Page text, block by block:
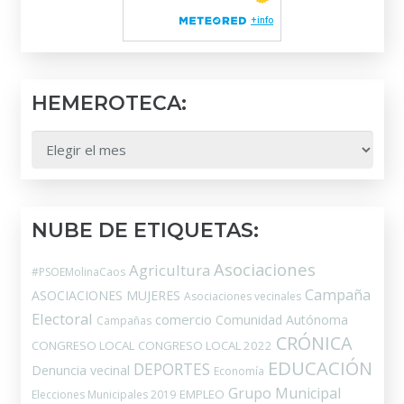
HEMEROTECA:
NUBE DE ETIQUETAS:
#PSOEMolinaCaos Agricultura Asociaciones
ASOCIACIONES MUJERES Asociaciones vecinales Campaña
Electoral Campañas comercio Comunidad Autónoma
CONGRESO LOCAL CONGRESO LOCAL 2022 CRÓNICA
Denuncia vecinal DEPORTES Economía EDUCACIÓN
Elecciones Municipales 2019 EMPLEO Grupo Municipal